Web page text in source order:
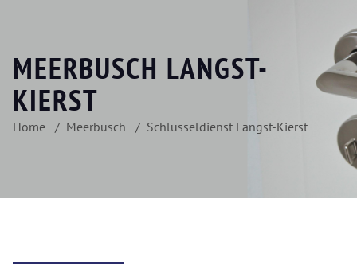
MEERBUSCH LANGST-
KIERST
Home Meerbusch Schlüsseldienst Langst-Kierst